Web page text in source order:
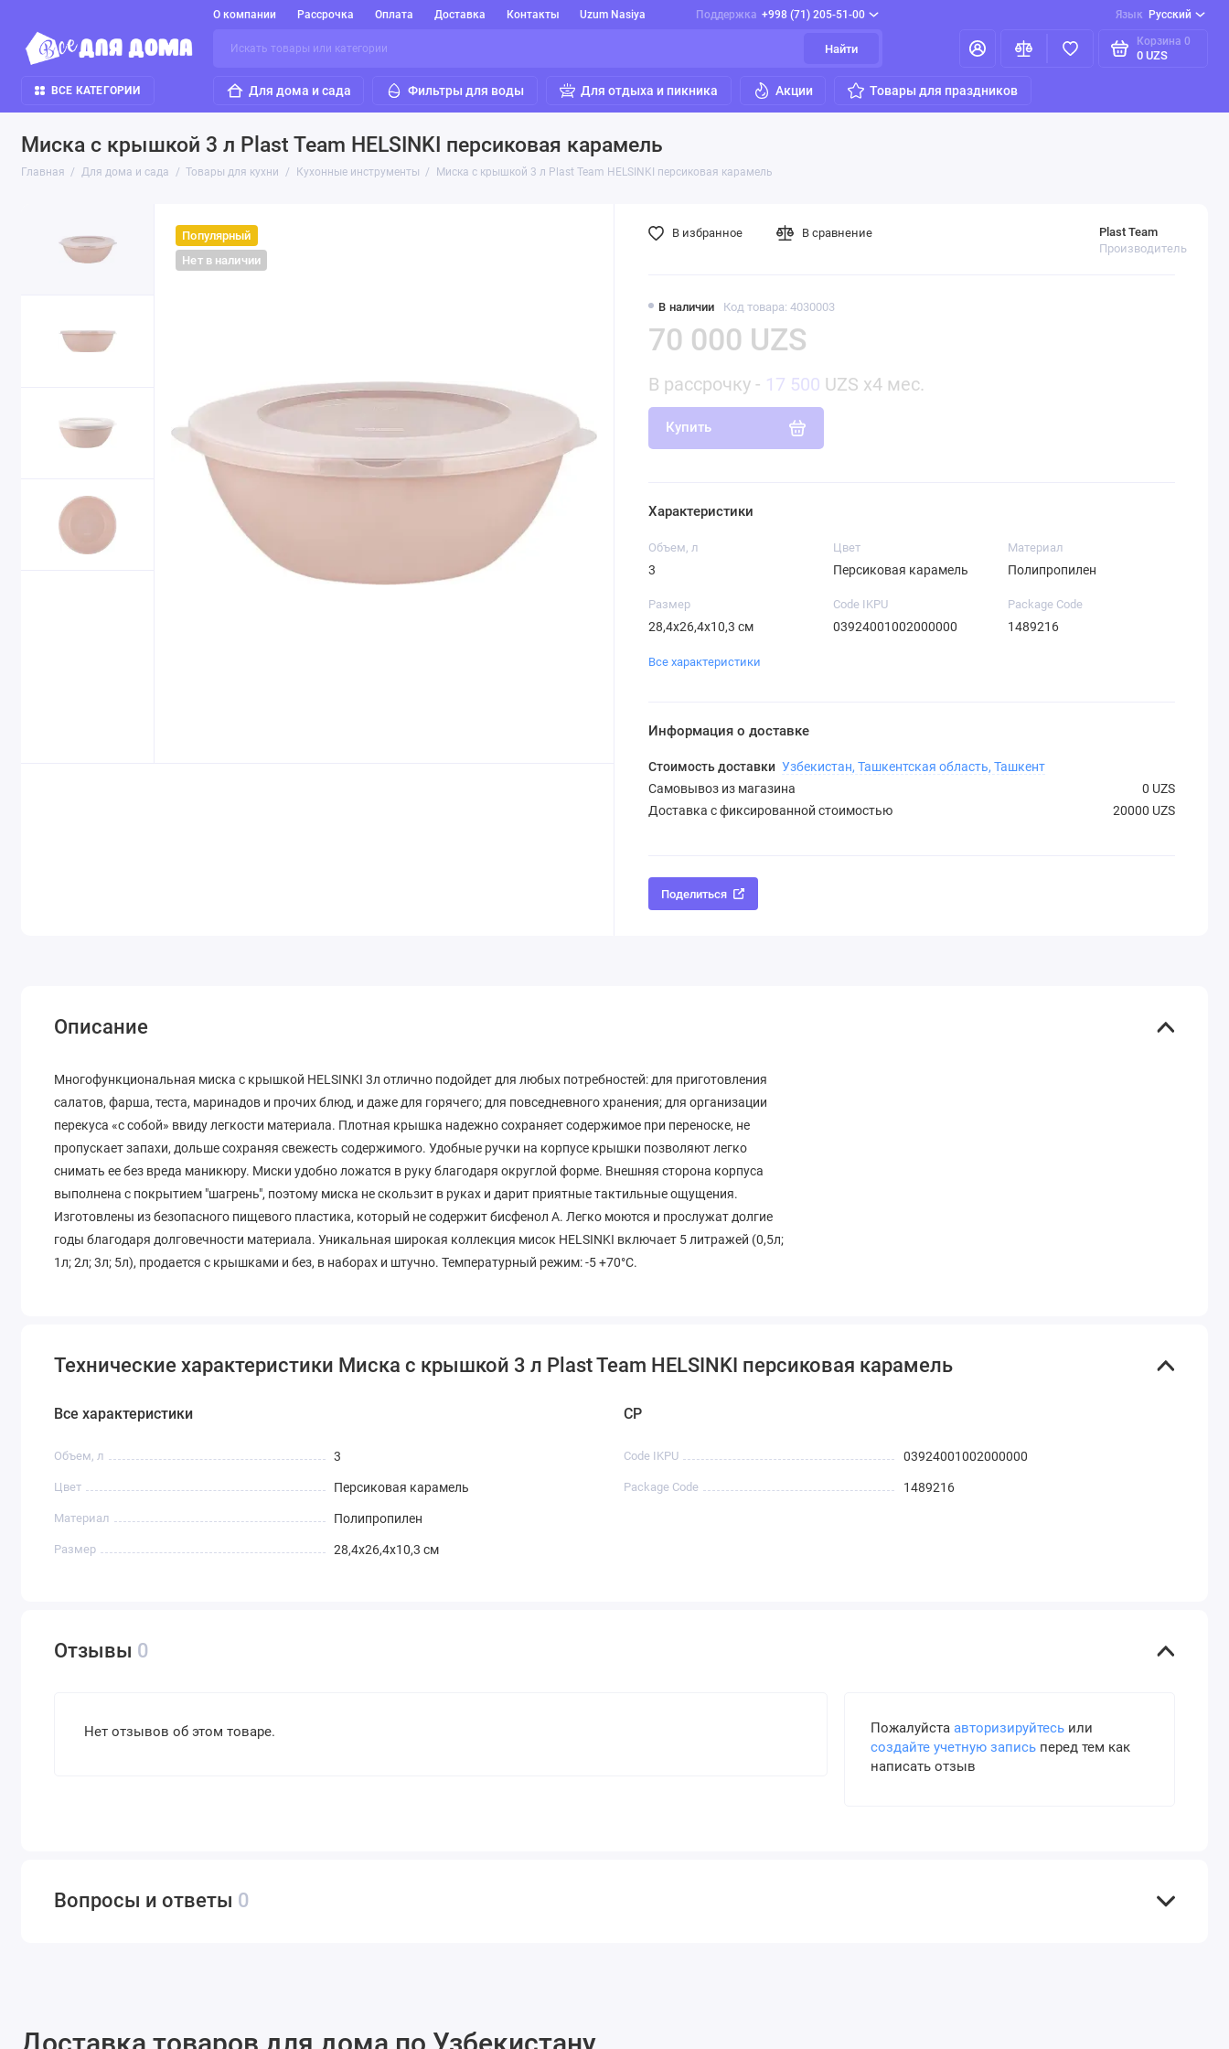
О компании Рассрочка Оплата Доставка Контакты Uzum Nasiya Поддержка +998 (71) 205-51-00 Язык Русский
Найти
Корзина 0
0 UZS
ВСЕ КАТЕГОРИИ Для дома и сада Фильтры для воды Для отдыха и пикника Акции Товары для праздников
Миска с крышкой 3 л Plast Team HELSINKI персиковая карамель
Главная Для дома и сада Товары для кухни Кухонные инструменты Миска с крышкой 3 л Plast Team HELSINKI персиковая карамель
Популярный
Нет в наличии
В наличии Код товара: 4030003
Plast Team
Производитель
70 000 UZS
В рассрочку - 17 500 UZS x4 мес.
Купить
В избранное В сравнение
Характеристики
Объем, л
3
Цвет
Персиковая карамель
Материал
Полипропилен
Размер
28,4х26,4х10,3 см
Code IKPU
03924001002000000
Package Code
1489216
Все характеристики
Информация о доставке
Стоимость доставки Узбекистан, Ташкентская область, Ташкент
Самовывоз из магазина
0 UZS
Доставка с фиксированной стоимостью
20000 UZS
Поделиться
Описание
Многофункциональная миска с крышкой HELSINKI 3л отлично подойдет для любых потребностей: для приготовления
салатов, фарша, теста, маринадов и прочих блюд, и даже для горячего; для повседневного хранения; для организации
перекуса «с собой» ввиду легкости материала. Плотная крышка надежно сохраняет содержимое при переноске, не
пропускает запахи, дольше сохраняя свежесть содержимого. Удобные ручки на корпусе крышки позволяют легко
снимать ее без вреда маникюру. Миски удобно ложатся в руку благодаря округлой форме. Внешняя сторона корпуса
выполнена с покрытием "шагрень", поэтому миска не скользит в руках и дарит приятные тактильные ощущения.
Изготовлены из безопасного пищевого пластика, который не содержит бисфенол А. Легко моются и прослужат долгие
годы благодаря долговечности материала. Уникальная широкая коллекция мисок HELSINKI включает 5 литражей (0,5л;
1л; 2л; 3л; 5л), продается с крышками и без, в наборах и штучно. Температурный режим: -5 +70°С.
Технические характеристики Миска с крышкой 3 л Plast Team HELSINKI персиковая карамель
Все характеристики
Объем, л 3
Цвет Персиковая карамель
Материал Полипропилен
Размер 28,4х26,4х10,3 см
CP
Code IKPU 03924001002000000
Package Code 1489216
Отзывы 0
Нет отзывов об этом товаре. Пожалуйста авторизируйтесьили
создайте учетную записьперед тем как
написать отзыв
Вопросы и ответы 0